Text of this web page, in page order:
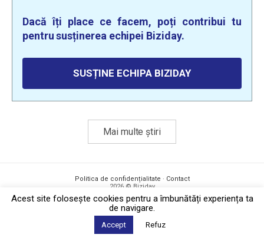
Dacă îți place ce facem, poți contribui tu
pentru susținerea echipei Biziday.
SUSȚINE ECHIPA BIZIDAY
Mai multe știri
Politica de confidențialitate · Contact
2026 © Biziday
Acest site foloseşte cookies pentru a îmbunătăți experiența ta
de navigare.
Accept Refuz